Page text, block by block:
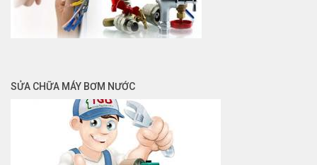
SỬA CHỮA MÁY BƠM NƯỚC